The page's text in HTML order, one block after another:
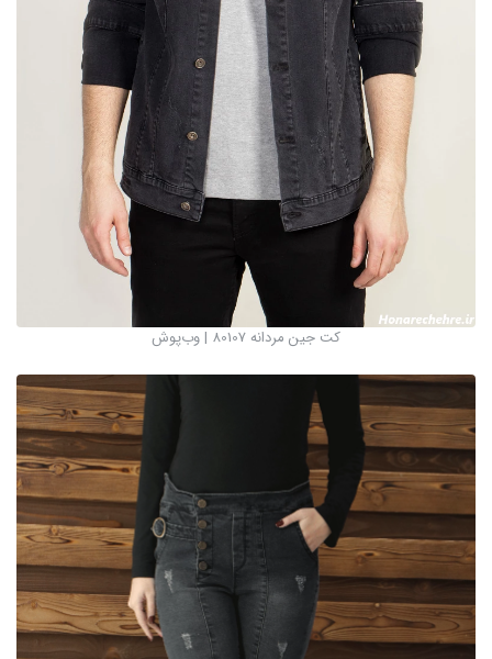
کت جین مردانه 80107 | وب‌پوش